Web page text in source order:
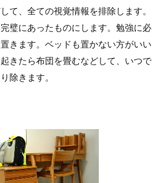
て、全ての視覚情報を排除します。
璧にあったものにします。勉強に必
きます。ベッドも置かない方がいい
きたら布団を畳むなどして、いつで
除きます。